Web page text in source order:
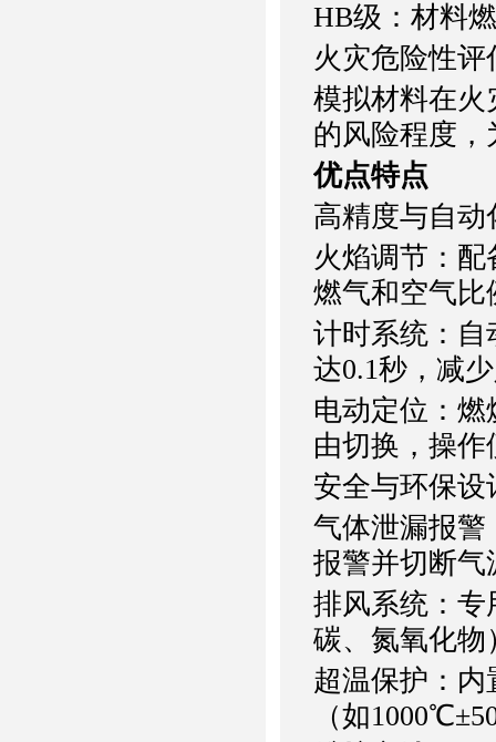
HB级：材料
火灾危险性评
模拟材料在火
的风险程度
优点特点
高精度与自动
火焰调节：配
燃气和空气比
计时系统：自
达0.1秒，减
电动定位：
由切换，操作
安全与环保设
气体泄漏报警
报警并切断气
排风系统：专
碳、氮氧化物
超温保护：
（如